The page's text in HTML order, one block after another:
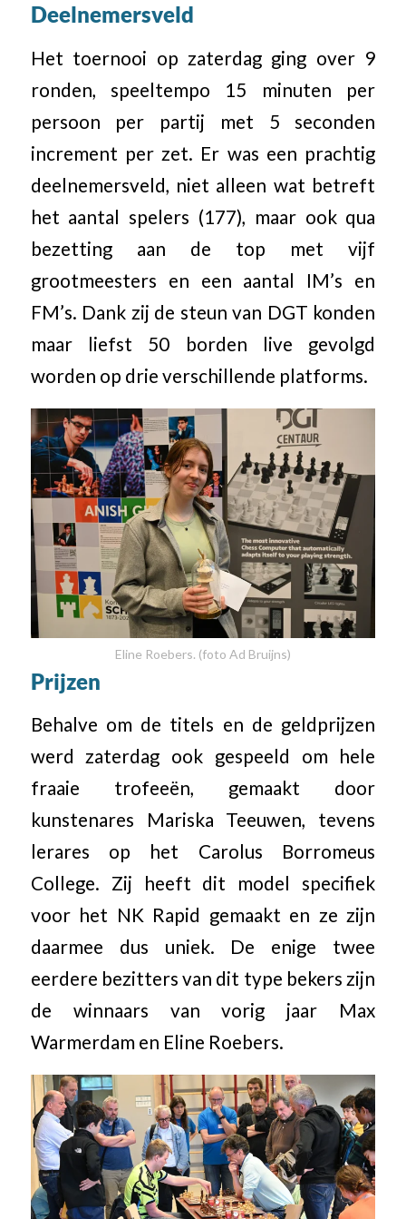
Deelnemersveld
Het toernooi op zaterdag ging over 9
ronden, speeltempo 15 minuten per
persoon per partij met 5 seconden
increment per zet. Er was een prachtig
deelnemersveld, niet alleen wat betreft
het aantal spelers (177), maar ook qua
bezetting aan de top met vijf
grootmeesters en een aantal IM’s en
FM’s. Dank zij de steun van DGT konden
maar liefst 50 borden live gevolgd
worden op drie verschillende platforms.
Eline Roebers. (foto Ad Bruijns)
Prijzen
Behalve om de titels en de geldprijzen
werd zaterdag ook gespeeld om hele
fraaie trofeeën, gemaakt door
kunstenares Mariska Teeuwen, tevens
lerares op het Carolus Borromeus
College. Zij heeft dit model specifiek
voor het NK Rapid gemaakt en ze zijn
daarmee dus uniek. De enige twee
eerdere bezitters van dit type bekers zijn
de winnaars van vorig jaar Max
Warmerdam en Eline Roebers.